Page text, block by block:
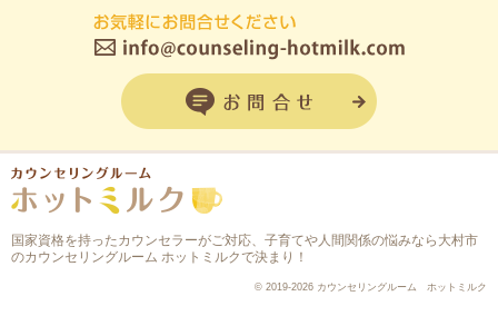
国家資格を持ったカウンセラーがご対応、 子育てや人間関係の悩みなら大村市
のカウンセリングルーム ホットミルクで決まり！
© 2019-2026 カウンセリングルーム ホットミルク